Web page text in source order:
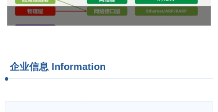
企业信息 Information